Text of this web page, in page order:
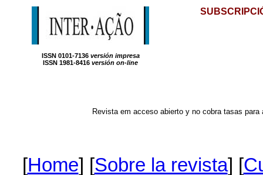
ISSN 0101-7136versión impresa
ISSN 1981-8416 versión on-line
Revista em acceso abierto y no cobra tasas
[Home] [Sobre la revista] [